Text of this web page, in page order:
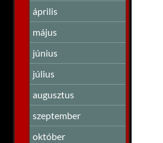
április
május
június
július
augusztus
szeptember
október